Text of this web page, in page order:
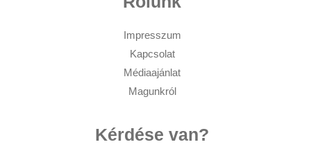
Impresszum
Kapcsolat
Médiaajánlat
Magunkról
Kérdése van?